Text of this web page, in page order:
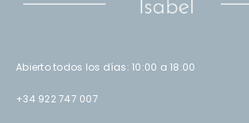
Abierto todos los días: 10:00 a 18:00
+34 922 747 007